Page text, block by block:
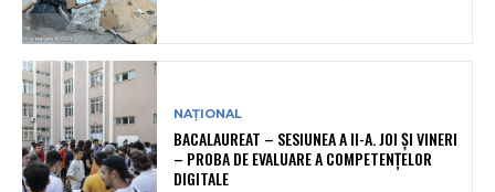
NAȚIONAL
BACALAUREAT – SESIUNEA A II-A. JOI ȘI VINERI
– PROBA DE EVALUARE A COMPETENȚELOR
DIGITALE